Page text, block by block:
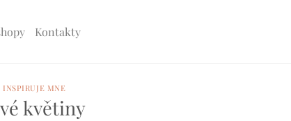
Kontakty
INSPIRUJE MNE
květiny